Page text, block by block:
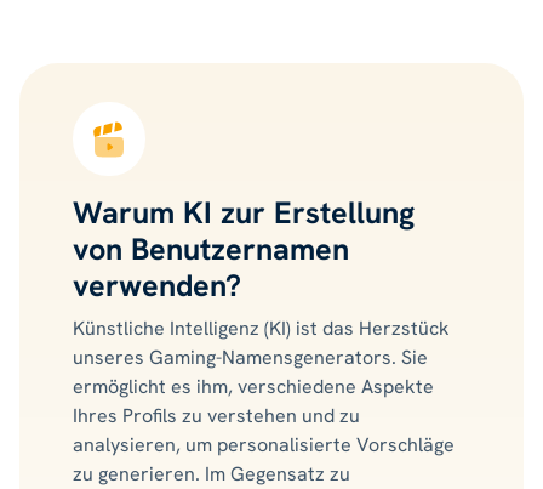
Warum KI zur Erstellung
von Benutzernamen
verwenden?
Künstliche Intelligenz (KI) ist das Herzstück
unseres Gaming-Namensgenerators. Sie
ermöglicht es ihm, verschiedene Aspekte
Ihres Profils zu verstehen und zu
analysieren, um personalisierte Vorschläge
zu generieren. Im Gegensatz zu